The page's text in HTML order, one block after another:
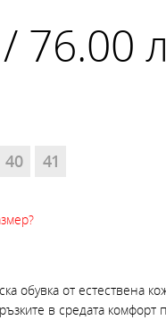
76.00
40 41
обувка от естествена
в средата